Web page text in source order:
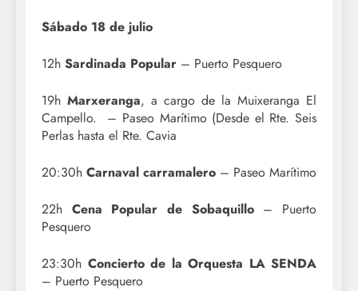
Sábado 18 de julio
12h Sardinada Popular – Puerto Pesquero
19h Marxeranga, a cargo de la Muixeranga El
Campello. – Paseo Marítimo (Desde el Rte. Seis
Perlas hasta el Rte. Cavia
20:30h Carnaval carramalero – Paseo Marítimo
22h Cena Popular de Sobaquillo– Puerto
Pesquero
23:30h Concierto de la Orquesta LA SENDA
– Puerto Pesquero